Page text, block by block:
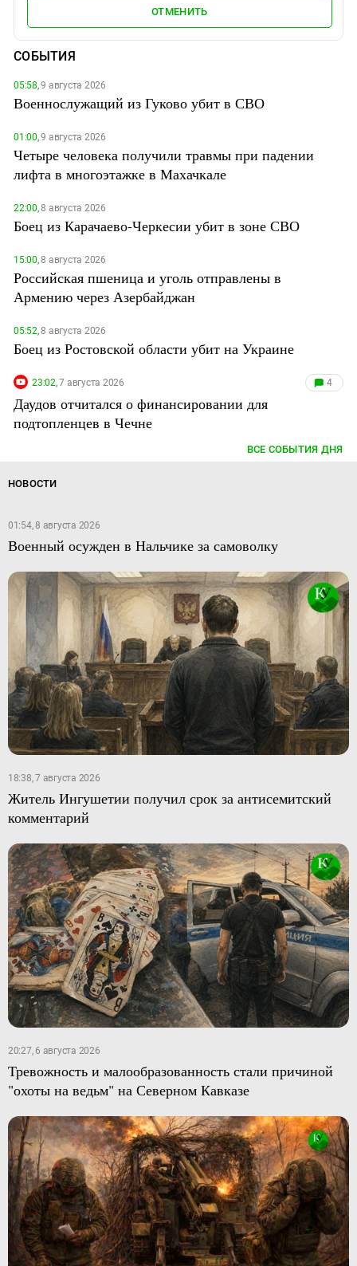
ОТМЕНИТЬ
СОБЫТИЯ
05:58,9 августа 2026
Военнослужащий из Гуково убит в СВО
01:00,9 августа 2026
Четыре человека получили травмы при падении
лифта в многоэтажке в Махачкале
22:00,8 августа 2026
Боец из Карачаево-Черкесии убит в зоне СВО
15:00,8 августа 2026
Российская пшеница и уголь отправлены в
Армению через Азербайджан
05:52,8 августа 2026
Боец из Ростовской области убит на Украине
23:02,7 августа 2026 4
Даудов отчитался о финансировании для
подтопленцев в Чечне
ВСЕ СОБЫТИЯ ДНЯ
НОВОСТИ
01:54, 8 августа 2026
Военный осужден в Нальчике за самоволку
18:38, 7 августа 2026
Житель Ингушетии получил срок за антисемитский
комментарий
20:27, 6 августа 2026
Тревожность и малообразованность стали причиной
"охоты на ведьм" на Северном Кавказе